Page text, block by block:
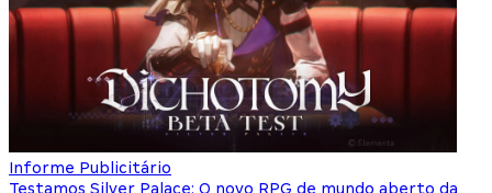
Informe Publicitário
Testamos Silver Palace: O novo RPG de mundo aberto da